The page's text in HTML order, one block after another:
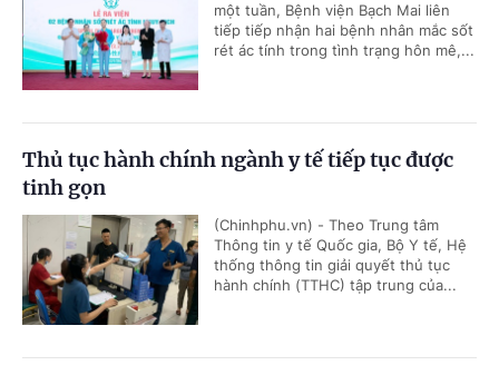
một tuần, Bệnh viện Bạch Mai liên
tiếp tiếp nhận hai bệnh nhân mắc sốt
rét ác tính trong tình trạng hôn mê,...
Thủ tục hành chính ngành y tế tiếp tục được
tinh gọn
(Chinhphu.vn) - Theo Trung tâm
Thông tin y tế Quốc gia, Bộ Y tế, Hệ
thống thông tin giải quyết thủ tục
hành chính (TTHC) tập trung của...